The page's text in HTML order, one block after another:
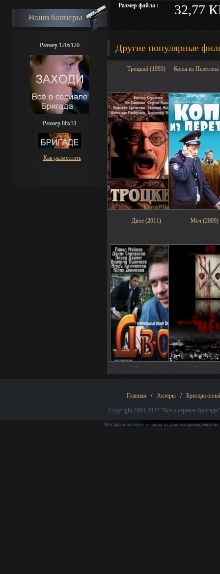
Наши баннеры
Размер 120x120
Размер 88х31
Как разместить
Размер файла : 32,77
Другие популярные
Троцкий (1993) Копы из Перетопа
Двое (2011)
Меч (2009)
Главная / Актеры / Бригада
Copyright 2003-2022 "Все о сериале Бригада"
Все права на видео и кадры из фильма принадлежат